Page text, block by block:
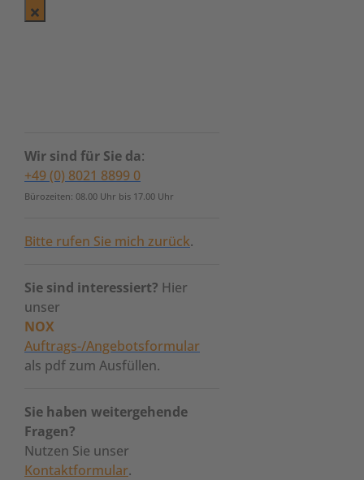
Wir sind für Sie da:
+49 (0) 8021 8899 0
Bürozeiten: 08.00 Uhr bis 17.00 Uhr
Bitte rufen Sie mich zurück.
Sie sind interessiert? Hier
unser
NOX
Auftrags-/Angebotsformular
als pdf zum Ausfüllen.
Sie haben weitergehende
Fragen?
Nutzen Sie unser
Kontaktformular.